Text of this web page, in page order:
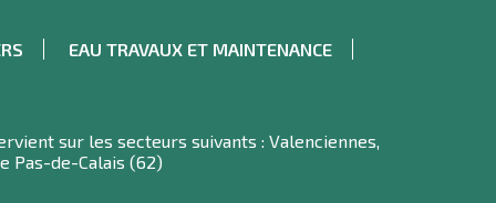
EAU TRAVAUX ET MAINTENANCE
sur les secteurs suivants : Valenciennes,
Pas-de-Calais (62)